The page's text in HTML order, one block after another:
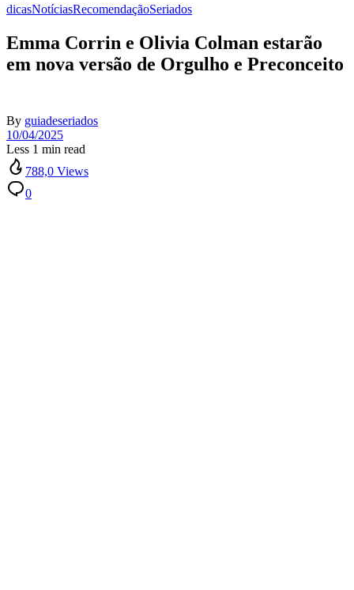
dicasNotíciasRecomendaçãoSeriados
Emma Corrin e Olivia Colman estarão
em nova versão de Orgulho e Preconceito
By guiadeseriados
10/04/2025
Less 1 min read
788,0 Views
0